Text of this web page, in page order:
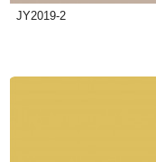
JY2019-2